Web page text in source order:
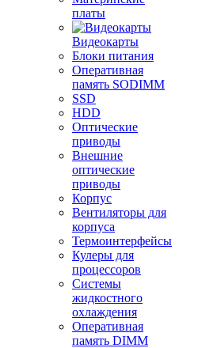
платы
Видеокарты
Блоки питания
Оперативная
память SODIMM
SSD
HDD
Оптические
приводы
Внешние
оптические
приводы
Корпус
Вентиляторы для
корпуса
Термоинтерфейсы
Кулеры для
процессоров
Системы
жидкостного
охлаждения
Оперативная
память DIMM